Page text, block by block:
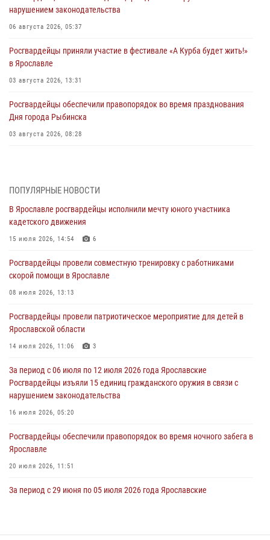
нарушением законодательства
06 августа 2026, 05:37
Росгвардейцы приняли участие в фестивале «А Курба будет жить!»
в Ярославле
03 августа 2026, 13:31
Росгвардейцы обеспечили правопорядок во время празднования
Дня города Рыбинска
03 августа 2026, 08:28
03 августа 2026, 07:24
Ярославские росгвардейцы за прошедшую неделю совершили
более 300 выездов по сигналам «тревога»
03 августа 2026, 07:09
Росгвардейцы оказали помощь беременной женщине во время
празднования Дня ВДВ в Ярославле
03 августа 2026, 06:20
За период с 20 июля по 26 июля 2026 года Ярославские
Росгвардейцы изъяли 41 единицу гражданского оружия в связи с
нарушением законодательства
В региональном управлении Росгвардии состоялся молебен,
приуроченный к празднику Крещения Руси
28 июля 2026, 14:56
ПОПУЛЯРНЫЕ НОВОСТИ
В Ярославле росгвардейцы исполнили мечту юного участника
кадетского движения
15 июля 2026, 14:54 6
Росгвардейцы провели совместную тренировку с работниками
скорой помощи в Ярославле
08 июля 2026, 13:13
Росгвардейцы провели патриотическое мероприятие для детей в
Ярославской области
14 июля 2026, 11:06 3
За период с 06 июля по 12 июля 2026 года Ярославские
Росгвардейцы изъяли 15 единиц гражданского оружия в связи с
нарушением законодательства
16 июля 2026, 05:20
Росгвардейцы обеспечили правопорядок во время ночного забега в
Ярославле
20 июля 2026, 11:51
За период с 29 июня по 05 июля 2026 года Ярославские